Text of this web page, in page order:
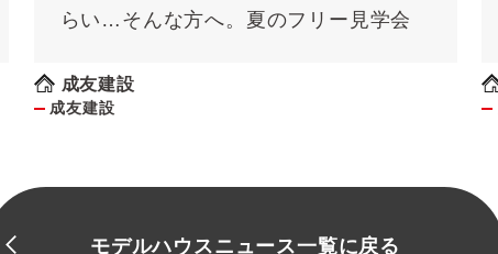
らい…そんな方へ。夏のフリー見学会
成友建設
成友建設
モデルハウスニュース一覧に戻る